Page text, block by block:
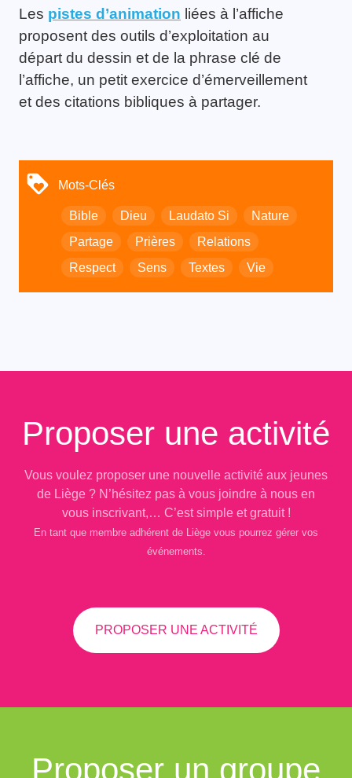
Les pistes d’animation liées à l’affiche
proposent des outils d’exploitation au
départ du dessin et de la phrase clé de
l’affiche, un petit exercice d’émerveillement
et des citations bibliques à partager.
Mots-Clés
Bible Dieu Laudato Si
Nature
Partage
Prières
Relations
Respect
Sens Textes Vie
Proposer une activité
Vous voulez proposer une nouvelle activité aux jeunes
de Liège ? N’hésitez pas à vous joindre à nous en
vous inscrivant,… C’est simple et gratuit !
En tant que membre adhérent de Liège vous pourrez gérer vos
événements.
PROPOSER UNE ACTIVITÉ
Proposer un groupe